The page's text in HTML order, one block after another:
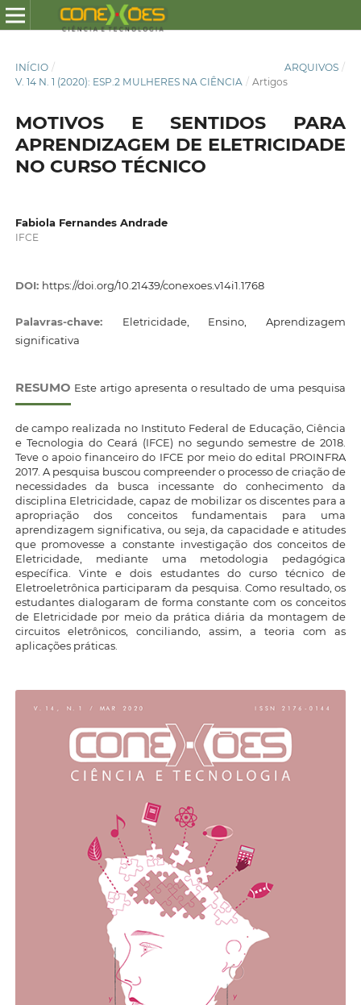
INÍCIO / ARQUIVOS /
V. 14 N. 1 (2020): ESP.2 MULHERES NA CIÊNCIA / Artigos
MOTIVOS E SENTIDOS PARA
APRENDIZAGEM DE ELETRICIDADE
NO CURSO TÉCNICO
Fabiola Fernandes Andrade
IFCE
DOI: https://doi.org/10.21439/conexoes.v14i1.1768
Palavras-chave: Eletricidade, Ensino, Aprendizagem
significativa
RESUMO Este artigo apresenta o resultado de uma pesquisa
de campo realizada no Instituto Federal de Educação, Ciência
e Tecnologia do Ceará (IFCE) no segundo semestre de 2018.
Teve o apoio financeiro do IFCE por meio do edital PROINFRA
2017. A pesquisa buscou compreender o processo de criação de
necessidades da busca incessante do conhecimento da
disciplina Eletricidade, capaz de mobilizar os discentes para a
apropriação dos conceitos fundamentais para uma
aprendizagem significativa, ou seja, da capacidade e atitudes
que promovesse a constante investigação dos conceitos de
Eletricidade, mediante uma metodologia pedagógica
específica. Vinte e dois estudantes do curso técnico de
Eletroeletrônica participaram da pesquisa. Como resultado, os
estudantes dialogaram de forma constante com os conceitos
de Eletricidade por meio da prática diária da montagem de
circuitos eletrônicos, conciliando, assim, a teoria com as
aplicações práticas.